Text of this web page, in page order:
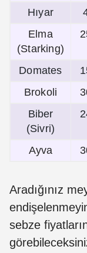
Hıyar
Elma
(Starking)
Domates
Brokoli
Biber
(Sivri)
Ayva
Aradığınız
sebze